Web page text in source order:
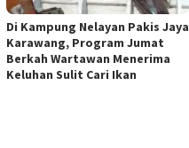
Di Kampung Nelayan Pakis Jaya
Karawang, Program Jumat
Berkah Wartawan Menerima
Keluhan Sulit Cari Ikan